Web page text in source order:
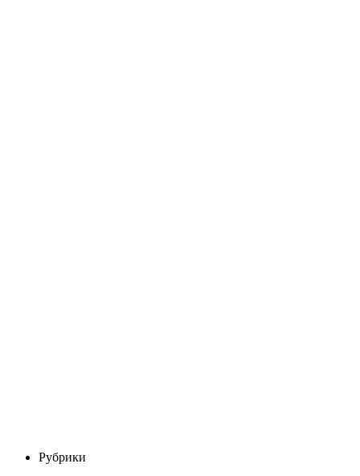
Рубрики